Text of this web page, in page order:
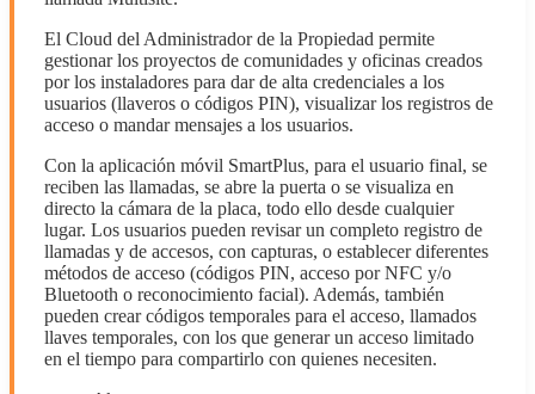
El Cloud del Administrador de la Propiedad permite
gestionar los proyectos de comunidades y oficinas creados
por los instaladores para dar de alta credenciales a los
usuarios (llaveros o códigos PIN), visualizar los registros de
acceso o mandar mensajes a los usuarios.
Con la aplicación móvil SmartPlus, para el usuario final, se
reciben las llamadas, se abre la puerta o se visualiza en
directo la cámara de la placa, todo ello desde cualquier
lugar. Los usuarios pueden revisar un completo registro de
llamadas y de accesos, con capturas, o establecer diferentes
métodos de acceso (códigos PIN, acceso por NFC y/o
Bluetooth o reconocimiento facial). Además, también
pueden crear códigos temporales para el acceso, llamados
llaves temporales, con los que generar un acceso limitado
en el tiempo para compartirlo con quienes necesiten.